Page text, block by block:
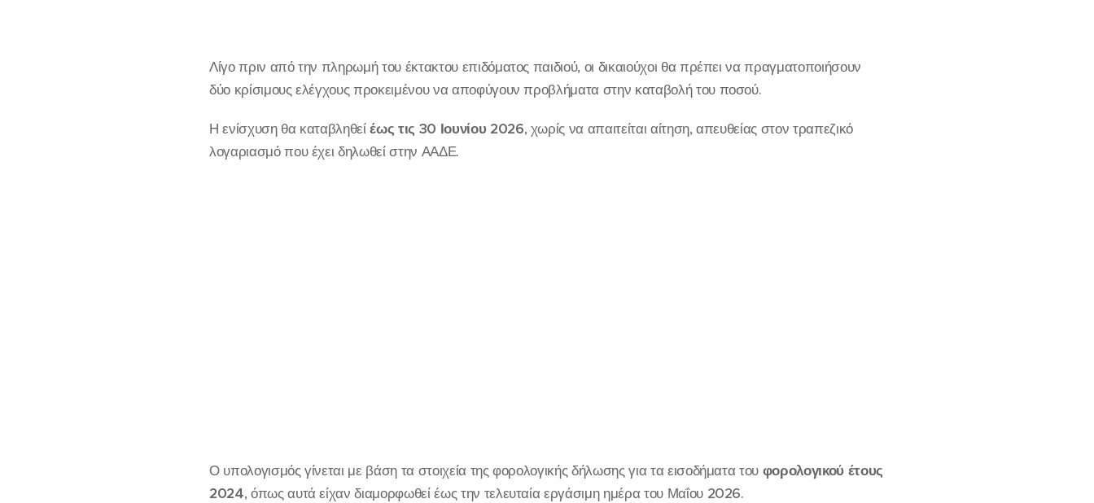
Λίγο πριν από την πληρωμή του έκτακτου επιδόματος παιδιού, οι δικαιούχοι θα πρέπει να πραγματοποιήσουν
δύο κρίσιμους ελέγχους προκειμένου να αποφύγουν προβλήματα στην καταβολή του ποσού.
Η ενίσχυση θα καταβληθείέως τις 30 Ιουνίου 2026, χωρίς να απαιτείται αίτηση, απευθείας στον τραπεζικό
λογαριασμό που έχει δηλωθεί στην ΑΑΔΕ.
Ο υπολογισμός γίνεται με βάση τα στοιχεία της φορολογικής δήλωσης για τα εισοδήματα του φορολογικού έτους
2024, όπως αυτά είχαν διαμορφωθεί έως την τελευταία εργάσιμη ημέρα του Μαΐου 2026.